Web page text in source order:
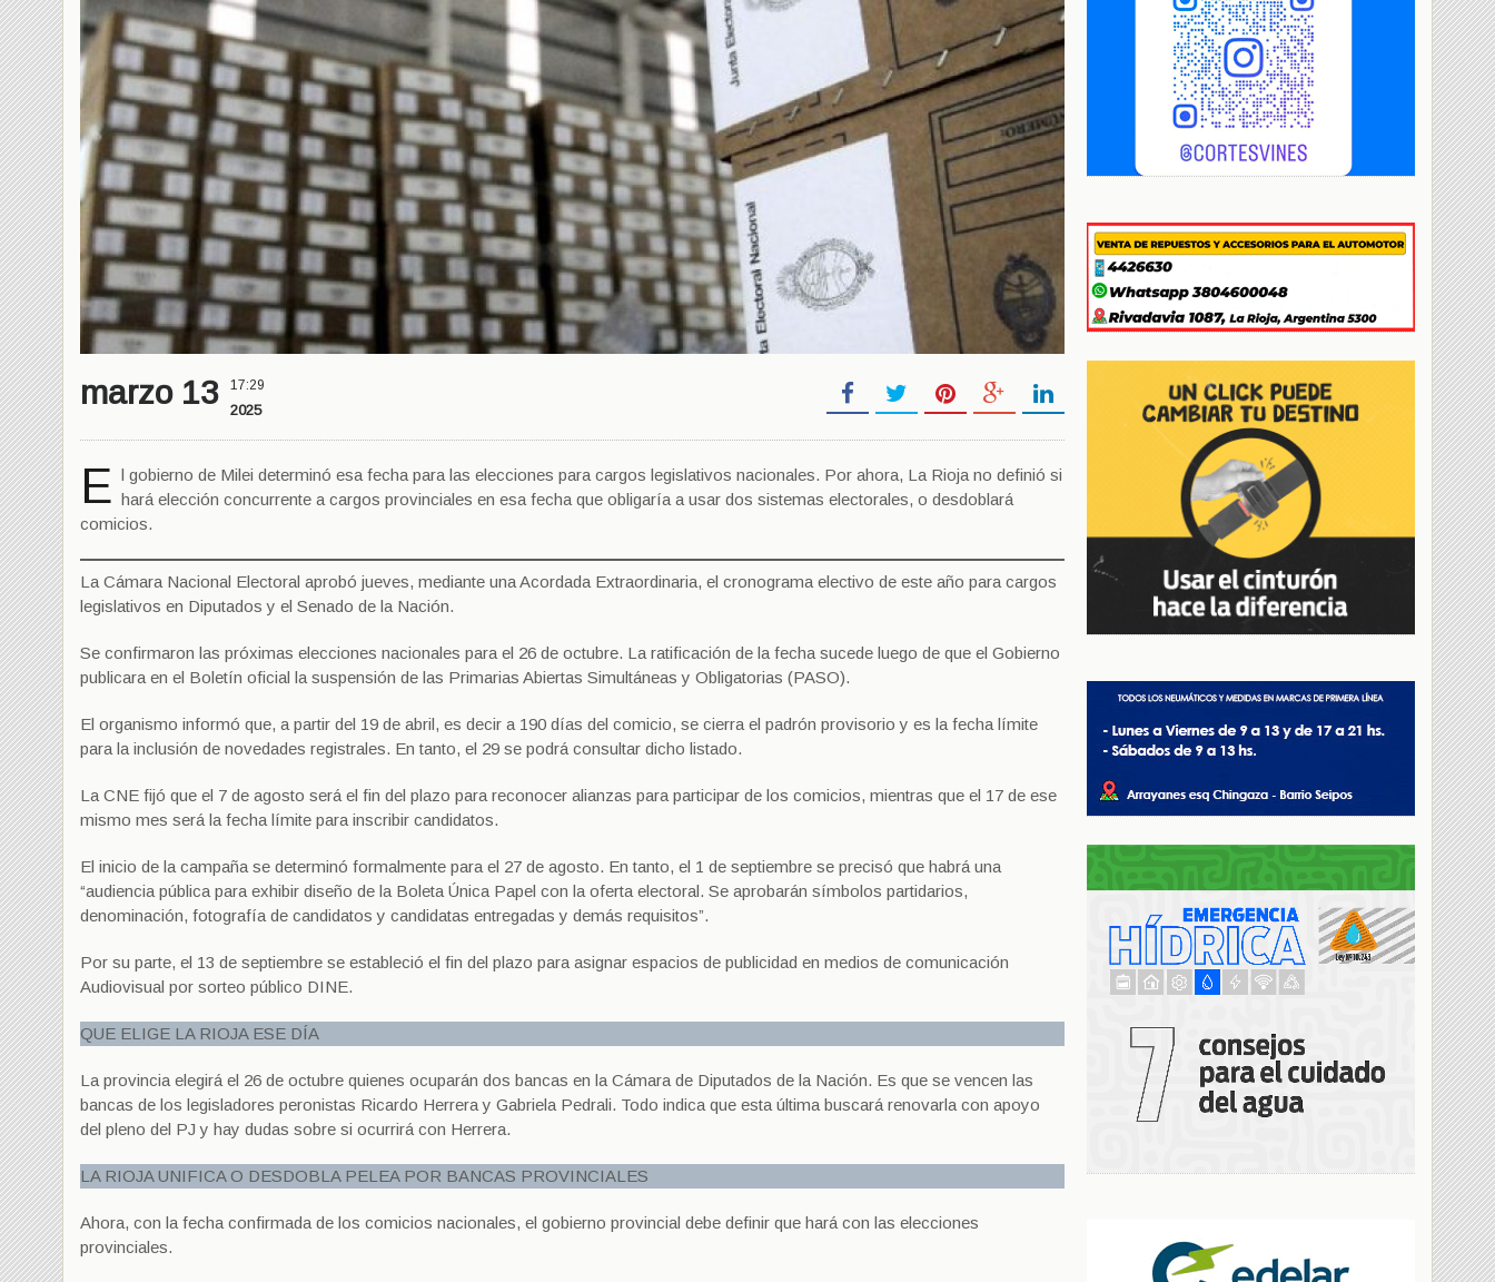
marzo 13 17:29
2025
E l gobierno de Milei determinó esa fecha para las elecciones para cargos legislativos nacionales. Por ahora, La Rioja no definió si
hará elección concurrente a cargos provinciales en esa fecha que obligaría a usar dos sistemas electorales, o desdoblará
comicios.
La Cámara Nacional Electoral aprobó jueves, mediante una Acordada Extraordinaria, el cronograma electivo de este año para cargos
legislativos en Diputados y el Senado de la Nación.
Se confirmaron las próximas elecciones nacionales para el 26 de octubre. La ratificación de la fecha sucede luego de que el Gobierno
publicara en el Boletín oficial la suspensión de las Primarias Abiertas Simultáneas y Obligatorias (PASO).
El organismo informó que, a partir del 19 de abril, es decir a 190 días del comicio, se cierra el padrón provisorio y es la fecha límite
para la inclusión de novedades registrales. En tanto, el 29 se podrá consultar dicho listado.
La CNE fijó que el 7 de agosto será el fin del plazo para reconocer alianzas para participar de los comicios, mientras que el 17 de ese
mismo mes será la fecha límite para inscribir candidatos.
El inicio de la campaña se determinó formalmente para el 27 de agosto. En tanto, el 1 de septiembre se precisó que habrá una
“audiencia pública para exhibir diseño de la Boleta Única Papel con la oferta electoral. Se aprobarán símbolos partidarios,
denominación, fotografía de candidatos y candidatas entregadas y demás requisitos”.
Por su parte, el 13 de septiembre se estableció el fin del plazo para asignar espacios de publicidad en medios de comunicación
Audiovisual por sorteo público DINE.
QUE ELIGE LA RIOJA ESE DÍA
La provincia elegirá el 26 de octubre quienes ocuparán dos bancas en la Cámara de Diputados de la Nación. Es que se vencen las
bancas de los legisladores peronistas Ricardo Herrera y Gabriela Pedrali. Todo indica que esta última buscará renovarla con apoyo
del pleno del PJ y hay dudas sobre si ocurrirá con Herrera.
LA RIOJA UNIFICA O DESDOBLA PELEA POR BANCAS PROVINCIALES
Ahora, con la fecha confirmada de los comicios nacionales, el gobierno provincial debe definir que hará con las elecciones
provinciales.